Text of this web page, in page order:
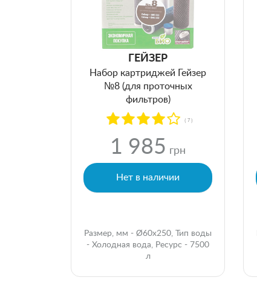
ГЕЙЗЕР
Набор картриджей Гейзер
№8 (для проточных
фильтров)
( 7 )
1 985 грн
Нет в наличии
Размер, мм - Ø60x250, Тип воды
- Холодная вода, Ресурс - 7500
л